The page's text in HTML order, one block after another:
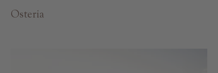
Osteria